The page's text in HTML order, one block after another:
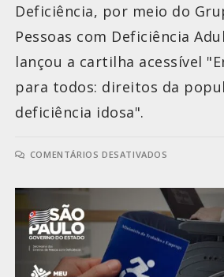
Deficiência, por meio do
Pessoas com Deficiência
lançou a cartilha acessível
para todos: direitos da
deficiência idosa".
COMENTÁRIOS DESATIVADOS